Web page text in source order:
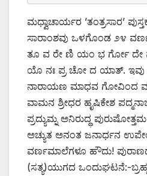
ಮಧ್ವಾಚಾರ್ಯರ ’ತಂತ್ರಸಾರ’
ಸಾರಾಂಶವು ಒಳಗೊಂಡ ೨೪
ತೂ ವ ರೇ ಣಿ ಯಂ ಭ ರ್ಗೋ ದೇ
ಯೊ ನಃ ಪ್ರ ಚೋ ದ ಯಾತ್. ಇವು
ನಾರಾಯಣ ಮಾಧವ ಗೋವಿಂದ
ವಾಮನ ಶ್ರೀಧರ ಹೃಷಿಕೇಶ
ಪ್ರದ್ಯುಮ್ನ ಅನಿರುದ್ಧ
ಅಚ್ಯುತ ಅನಂತ ಜನಾರ್ಧನ
ವರ್ಣಮಾಲೆಗಳೂ ಹೌದು!
(ಸತ್ಯ)ಯುಗದ ಒಂದುಘಟನೆ:-ಬ್ರಹ್ಮ